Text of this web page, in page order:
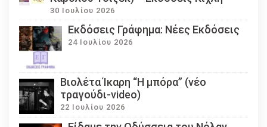
30 Ιουλίου 2026
Εκδόσεις Γράφημα: Νέες Εκδόσεις
24 Ιουλίου 2026
Βιολέτα Ίκαρη “Η μπόρα” (νέο
τραγούδι-video)
22 Ιουλίου 2026